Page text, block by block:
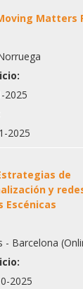
Matters
2025
2025
de
y
Escénicas
- Barcelona
2025